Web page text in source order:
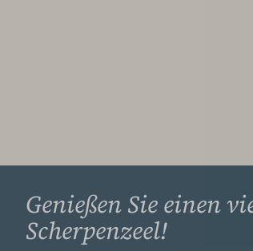
Genießen Sie einen
Scherpenzeel!